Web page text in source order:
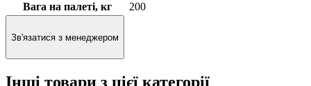
Вага на палеті, кг
200
Зв'язатися з менеджером
Інші товари з цієї категорії